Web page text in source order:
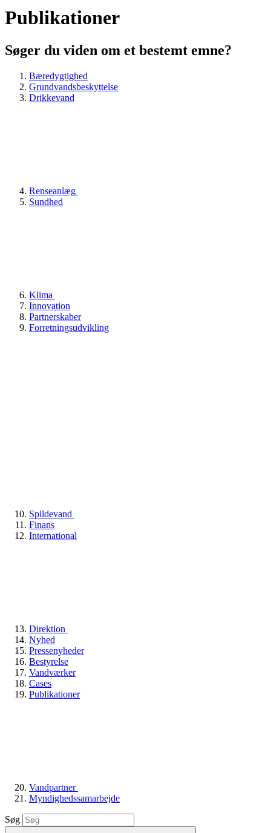
Publikationer
Søger du viden om et bestemt emne?
Bæredygtighed
Grundvandsbeskyttelse
Drikkevand
Renseanlæg
Sundhed
Klima
Innovation
Partnerskaber
Forretningsudvikling
Spildevand
Finans
International
Direktion
Nyhed
Pressenyheder
Bestyrelse
Vandværker
Cases
Publikationer
Vandpartner
Myndighedssamarbejde
Søg